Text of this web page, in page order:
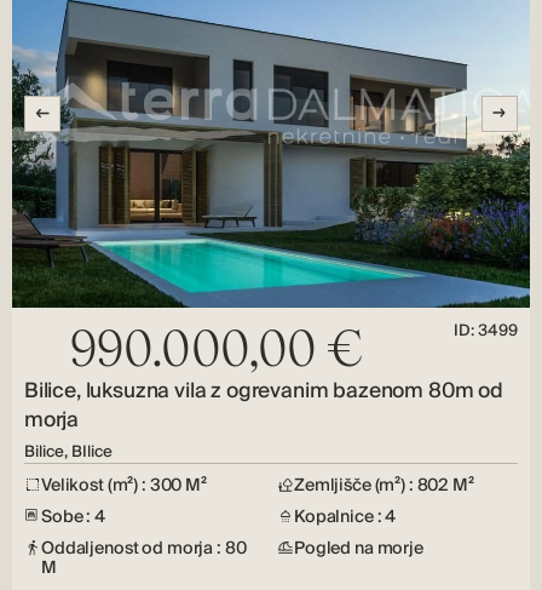
990.000,00 € ID: 3499
Bilice, luksuzna vila z ogrevanim bazenom 80m od
morja
Bilice, BIlice
Velikost (m²) : 300 M²
Zemljišče (m²) : 802 M²
Sobe : 4
Kopalnice : 4
Oddaljenost od morja : 80
M
Pogled na morje